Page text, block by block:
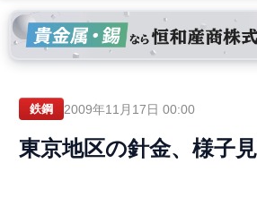
鉄鋼 2009年11月17日 00:00
東京地区の針金、様子